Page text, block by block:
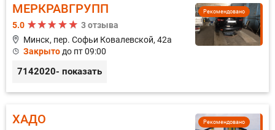
Рекомендовано
МЕРКРАВГРУПП
5.0
3 отзыва
Минск, пер. Софьи Ковалевской, 42а
Закрыто до пт 09:00
7142020- показать
Рекомендовано
ХАДО